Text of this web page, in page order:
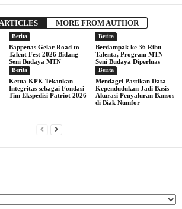
MORE FROM AUTHOR
Berita
Bappenas Gelar Road to
Talent Fest 2026 Bidang
Seni Budaya MTN
Berita
Berdampak ke 36 Ribu
Talenta, Program MTN
Seni Budaya Diperluas
Berita
Ketua KPK Tekankan
Integritas sebagai Fondasi
Tim Ekspedisi Patriot 2026
Berita
Mendagri Pastikan Data
Kependudukan Jadi Basis
Akurasi Penyaluran Bansos
di Biak Numfor